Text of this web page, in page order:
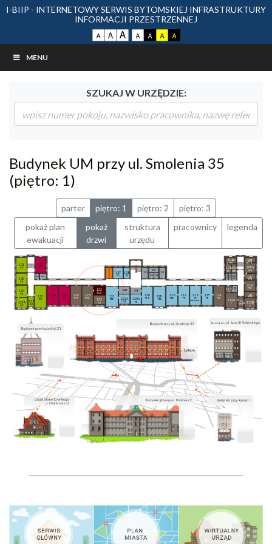
I-BIIP - INTERNETOWY SERWIS BYTOMSKIEJ INFRASTRUKTURY
INFORMACJI PRZESTRZENNEJ
MENU
SZUKAJ W URZĘDZIE:
Budynek UM przy ul. Smolenia 35
(piętro: 1)
parter piętro: 1 piętro: 2
piętro: 3
pokaż plan
ewakuacji
pokaż
drzwi
struktura
urzędu
pracownicy legenda
wc
wc
100
101
102 103
104
105 106 107
WC
113A
121B 120B
108
FFB
108
FF
108a
FFK
109
FFB
109A
FFB
109B
FFB
110
FFK
111
FFB
112
FFB
112A
F 112B
F
113
FF
114
FFK
115
PE
116
PE
Sekretariat
117
PE
118
PEE
119
PEE
120
PEO
120A
PE
121
PEE 121A
PEE
122
FU
123
FUK
124
FUP
125
ST
126
ST
127
AR
128
AR
129
AR
129A
AR
130
AR
131
AR
132
ST
137
PE
138
PE
122
FUK